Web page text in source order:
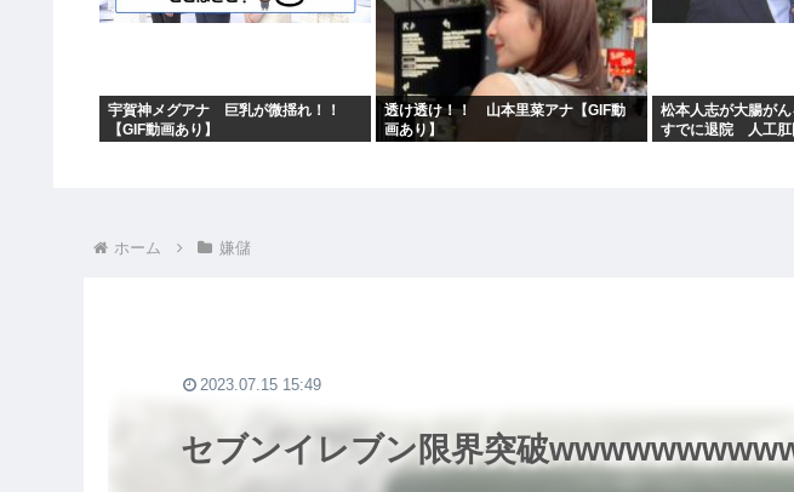
宇賀神メグアナ 巨乳が微揺れ！！
【GIF動画あり】
透け透け！！ 山本里菜アナ【GIF動
画あり】
松本人志が大腸が
すでに退院 人工肛
ホーム 嫌儲
セブンイレブン限界突破
2023.07.15 15:49